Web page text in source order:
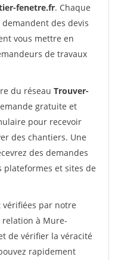
fenetre.fr. Chaque
des devis
vous mettre en
de travaux
du réseau Trouver-
gratuite et
pour recevoir
des chantiers. Une
des demandes
plateformes et sites de
vérifiées par notre
relation à Mure-
de vérifier la véracité
rapidement